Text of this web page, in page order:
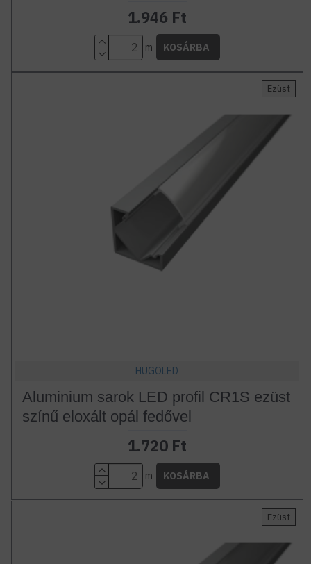
1.946 Ft
m KOSÁRBA
Ezüst
HUGOLED
Aluminium sarok LED profil CR1S ezüst
színű eloxált opál fedővel
1.720 Ft
m KOSÁRBA
Ezüst